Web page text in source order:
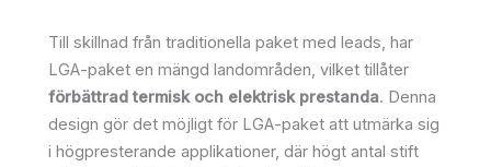
Till skillnad från traditionella paket med leads, har
LGA-paket en mängd landområden, vilket tillåter
förbättrad termisk och elektrisk prestanda. Denna
design gör det möjligt för LGA-paket att utmärka sig
i högpresterande applikationer, där högt antal stift